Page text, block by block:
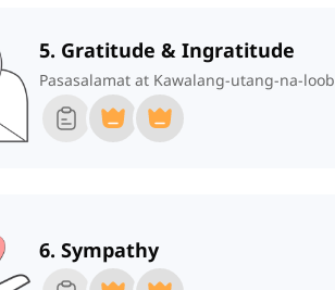
5. Gratitude & Ingratitude
Pasasalamat at Kawalang-utang-na-loob
6. Sympathy